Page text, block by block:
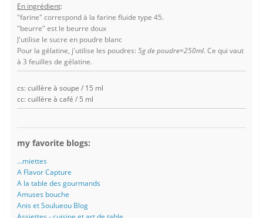
En ingrédient:
"farine" correspond à la farine fluide type 45.
"beurre" est le beurre doux
J'utilise le sucre en poudre blanc
Pour la gélatine, j'utilise les poudres: 5g de poudre=250ml. Ce qui vaut
à 3 feuilles de gélatine.
cs: cuillère à soupe / 15 ml
cc: cuillère à café / 5 ml
my favorite blogs:
...miettes
A Flavor Capture
A la table des gourmands
Amuses bouche
Anis et Soulueou Blog